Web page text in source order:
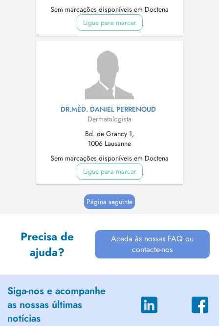
Sem marcações disponíveis em Doctena
Ligue para marcar
DR.MÉD. DANIEL PERRENOUD
Dermatologista
Bd. de Grancy 1,
1006 Lausanne
Sem marcações disponíveis em Doctena
Ligue para marcar
Página seguinte
Precisa de
ajuda?
Aceda às nossas FAQ ou
contacte-nos
Siga-nos e acompanhe
as nossas últimas
notícias